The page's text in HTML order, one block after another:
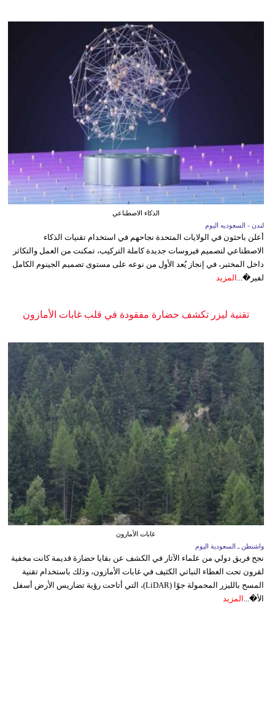
الذكاء الاصطناعي
لندن - السعوديه اليوم
أعلن باحثون في الولايات المتحدة نجاحهم في استخدام تقنيات الذكاء
الاصطناعي لتصميم فيروسات جديدة كاملة التركيب، تمكنت من العمل والتكاثر
داخل المختبر، في إنجاز يُعد الأول من نوعه على مستوى تصميم الجينوم الكامل
لفير�...
المزيد
تقنية ليزر تكشف حضارة مفقودة في قلب غابات الأمازون
غابات الأمازون
واشنطن ـ السعودية اليوم
نجح فريق دولي من علماء الآثار في الكشف عن بقايا حضارة قديمة كانت مخفية
لقرون تحت الغطاء النباتي الكثيف في غابات الأمازون، وذلك باستخدام تقنية
المسح بالليزر المحمولة جوًا (LiDAR)، التي أتاحت رؤية تضاريس الأرض أسفل
الأ�... المزيد